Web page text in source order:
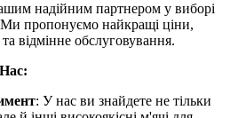
надійним партнером у виборі
Ми пропонуємо найкращі ціни,
відмінне обслуговування.
: У нас ви знайдете не тільки